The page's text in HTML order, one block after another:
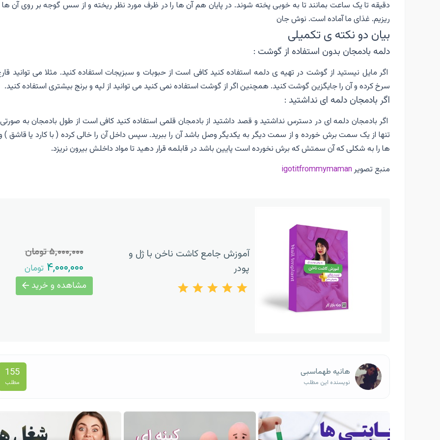
دقیقه تا یک ساعت بمانند تا به خوبی پخته شوند. در پایان هم آن ها را در ظرف مورد نظر ریخته و از سس گوجه بر روی آن
ریزیم. غذای ما آماده است. نوش جان
بیان دو نکته ی تکمیلی
دلمه بادمجان بدون استفاده از گوشت :
اگر مایل نیستید از گوشت در تهیه ی دلمه استفاده کنید کافی است از حبوبات و سبزیجات استفاده کنید. مثلا می توانید
سرخ کرده و آن را جایگزین گوشت کنید. همچنین اگر از گوشت استفاده نمی کنید می توانید از لپه و برنج بیشتری استفاده کنید.
اگر بادمجان دلمه ای نداشتید :
اگر بادمجان دلمه ای در دسترس نداشتید و قصد داشتید از بادمجان قلمی استفاده کنید کافی است از طول بادمجان به
تنها از یک سمت برش خورده و از سمت دیگر به یکدیگر وصل باشد آن را ببرید. سپس داخل آن را خالی کرده ( با کارد یا قاشق )
ها را به شکلی که آن سمتش که برش نخورده است پایین باشد در قابلمه قرار دهید تا مواد داخلش بیرون نریزد.
منبع تصویرigotitfrommymaman
آموزش جامع کاشت ناخن با ژل و
پودر
۵,۰۰۰,۰۰۰ تومان
۴,۰۰۰,۰۰۰ تومان
مشاهده و خرید
هانیه طهماسبی
نویسنده این مطلب
155
مطلب